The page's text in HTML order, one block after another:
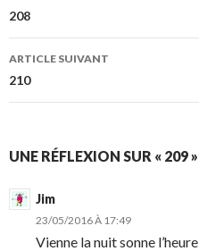
des
articles
208
ARTICLE SUIVANT
210
UNE RÉFLEXION SUR « 209 »
Jim
23/05/2016 À 17:49
Vienne la nuit sonne l’heure